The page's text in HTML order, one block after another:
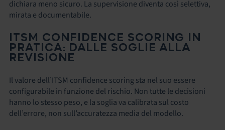
dichiara meno sicuro. La supervisione diventa così selettiva,
mirata e documentabile.
ITSM CONFIDENCE SCORING IN
PRATICA: DALLE SOGLIE ALLA
REVISIONE
Il valore dell’ITSM confidence scoring sta nel suo essere
configurabile in funzione del rischio. Non tutte le decisioni
hanno lo stesso peso, e la soglia va calibrata sul costo
dell’errore, non sull’accuratezza media del modello.